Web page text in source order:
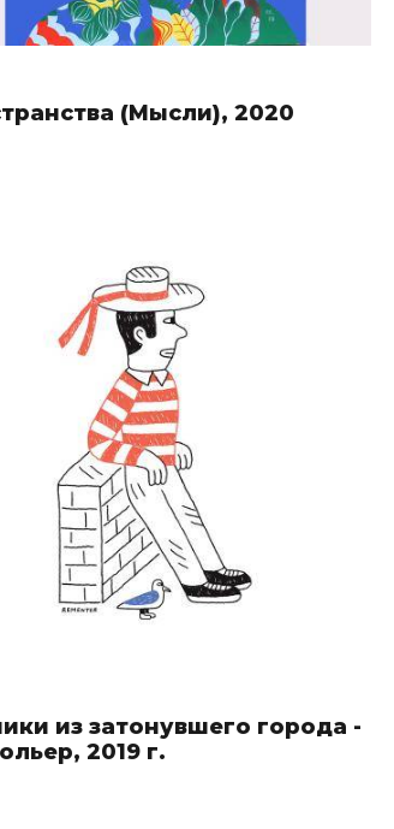
(Мысли), 2020
из затонувшего города -
2019 г.